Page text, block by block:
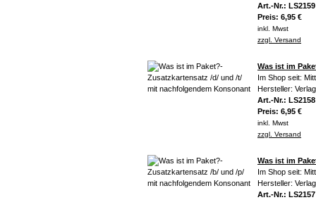
Art.-Nr.: LS2159
Preis: 6,95 €
inkl. Mwst
zzgl. Versand
Was ist im
Im Shop seit:
Hersteller:
Art.-Nr.: LS2158
Preis: 6,95 €
inkl. Mwst
zzgl. Versand
Was ist im
Im Shop seit:
Hersteller:
Art.-Nr.: LS2157